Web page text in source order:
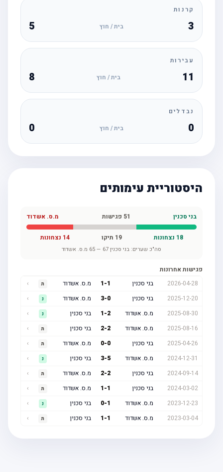
קרנות
בית / חוץ
עבירות
11 בית / חוץ
נבדלים
בית / חוץ
היסטוריית עימותים
בני סכנין פגישות מ.ס. אשדוד
18נצחונות 19תיקו 14נצחונות
סה"כ שערים:בני סכנין 67
—
65 מ.ס. אשדוד
פגישות אחרונות
2026-04-28
בני סכנין 1 מ.ס. אשדוד
2025-12-20
בני סכנין 3- מ.ס. אשדוד
2025-08-30
מ.ס. אשדוד 1- בני סכנין
2025-08-16
מ.ס. אשדוד 2- בני סכנין
2025-04-26
בני סכנין 0- מ.ס. אשדוד
2024-12-31
מ.ס. אשדוד 3- בני סכנין
2024-09-14
בני סכנין 2- מ.ס. אשדוד
2024-03-02
בני סכנין 1 מ.ס. אשדוד
2023-12-23
מ.ס. אשדוד 0 בני סכנין
2023-03-04
מ.ס. אשדוד 1 בני סכנין